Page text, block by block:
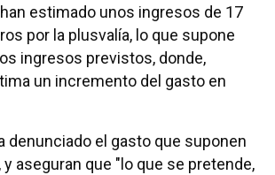
estimado unos ingresos de 17
por la plusvalía, lo que supone
ingresos previstos, donde,
un incremento del gasto en
denunciado el gasto que suponen
aseguran que "lo que se pretende,